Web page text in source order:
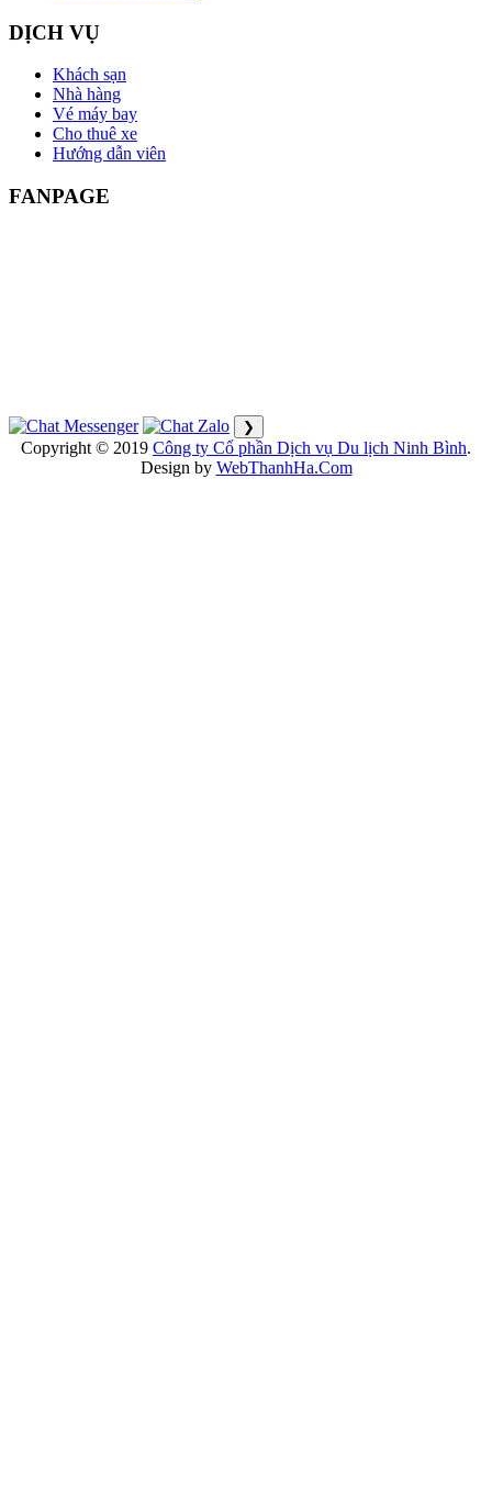
DỊCH VỤ
Khách sạn
Nhà hàng
Vé máy bay
Cho thuê xe
Hướng dẫn viên
FANPAGE
❯
Copyright © 2019 Công ty Cổ phần Dịch vụ Du lịch Ninh Bình.
Design by WebThanhHa.Com